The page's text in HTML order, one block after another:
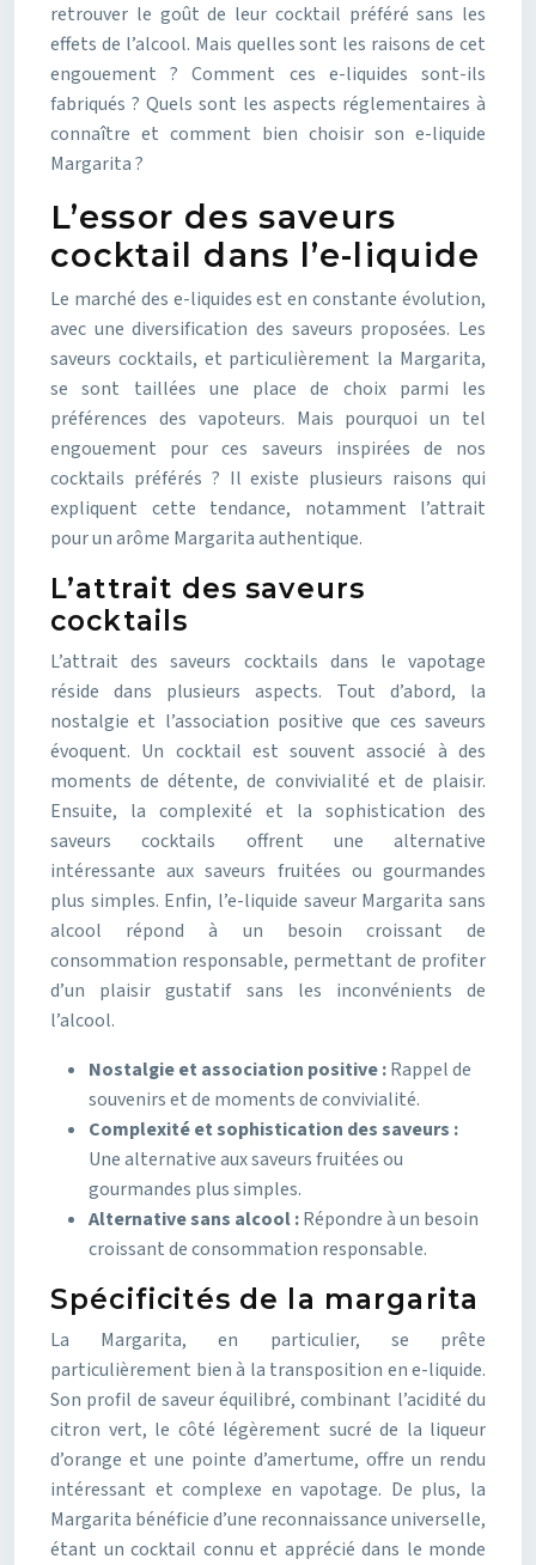
retrouver le goût de leur cocktail préféré sans les
effets de l’alcool. Mais quelles sont les raisons de cet
engouement ? Comment ces e-liquides sont-ils
fabriqués ? Quels sont les aspects réglementaires à
connaître et comment bien choisir son e-liquide
Margarita ?
L’essor des saveurs
cocktail dans l’e-liquide
Le marché des e-liquides est en constante évolution,
avec une diversification des saveurs proposées. Les
saveurs cocktails, et particulièrement la Margarita,
se sont taillées une place de choix parmi les
préférences des vapoteurs. Mais pourquoi un tel
engouement pour ces saveurs inspirées de nos
cocktails préférés ? Il existe plusieurs raisons qui
expliquent cette tendance, notamment l’attrait
pour un arôme Margarita authentique.
L’attrait des saveurs
cocktails
L’attrait des saveurs cocktails dans le vapotage
réside dans plusieurs aspects. Tout d’abord, la
nostalgie et l’association positive que ces saveurs
évoquent. Un cocktail est souvent associé à des
moments de détente, de convivialité et de plaisir.
Ensuite, la complexité et la sophistication des
saveurs cocktails offrent une alternative
intéressante aux saveurs fruitées ou gourmandes
plus simples. Enfin, l’e-liquide saveur Margarita sans
alcool répond à un besoin croissant de
consommation responsable, permettant de profiter
d’un plaisir gustatif sans les inconvénients de
l’alcool.
Nostalgie et association positive :Rappel de
souvenirs et de moments de convivialité.
Complexité et sophistication des saveurs :
Une alternative aux saveurs fruitées ou
gourmandes plus simples.
Alternative sans alcool :Répondre à un besoin
croissant de consommation responsable.
Spécificités de la margarita
La Margarita, en particulier, se prête
particulièrement bien à la transposition en e-liquide.
Son profil de saveur équilibré, combinant l’acidité du
citron vert, le côté légèrement sucré de la liqueur
d’orange et une pointe d’amertume, offre un rendu
intéressant et complexe en vapotage. De plus, la
Margarita bénéficie d’une reconnaissance universelle,
étant un cocktail connu et apprécié dans le monde